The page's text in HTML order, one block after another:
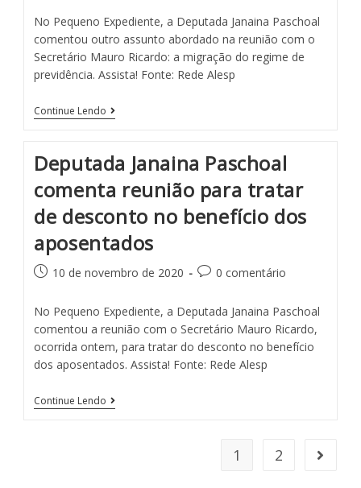
No Pequeno Expediente, a Deputada Janaina Paschoal
comentou outro assunto abordado na reunião com o
Secretário Mauro Ricardo: a migração do regime de
previdência. Assista! Fonte: Rede Alesp
Continue Lendo
Deputada Janaina Paschoal
comenta reunião para tratar
de desconto no benefício dos
aposentados
10 de novembro de 2020 0 comentário
No Pequeno Expediente, a Deputada Janaina Paschoal
comentou a reunião com o Secretário Mauro Ricardo,
ocorrida ontem, para tratar do desconto no benefício
dos aposentados. Assista! Fonte: Rede Alesp
Continue Lendo
1 2